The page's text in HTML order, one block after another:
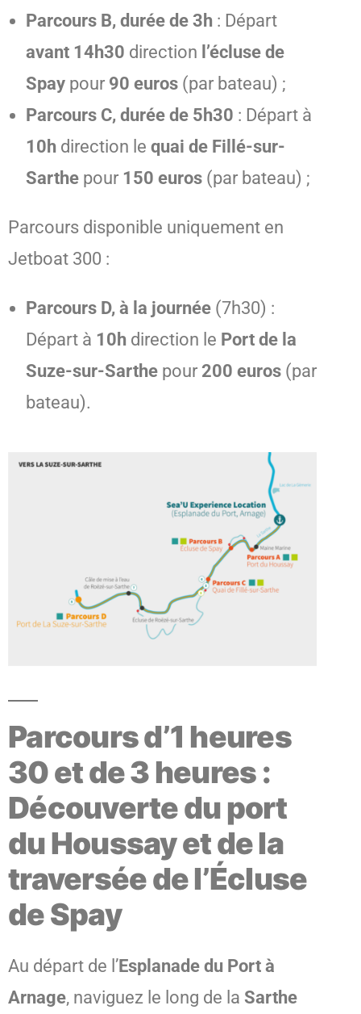
Parcours B, durée de 3h : Départ
avant 14h30 direction l’écluse de
Spay pour 90 euros (par bateau) ;
Parcours C, durée de 5h30 : Départ à
10h direction le quai de Fillé-sur-
Sarthe pour 150 euros (par bateau) ;
Parcours disponible uniquement en
Jetboat 300 :
Parcours D, à la journée (7h30) :
Départ à 10h direction le Port de la
Suze-sur-Sarthe pour 200 euros (par
bateau).
Parcours d’1 heures
30 et de 3 heures :
Découverte du port
du Houssay et de la
traversée de l’Écluse
de Spay
Au départ de l’Esplanade du Port à
Arnage, naviguez le long de la Sarthe